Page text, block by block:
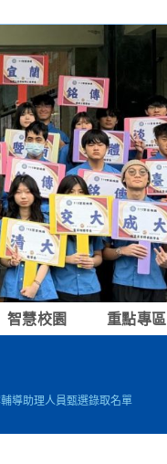
智慧校園 重點專區
導助理人員甄選錄取名單